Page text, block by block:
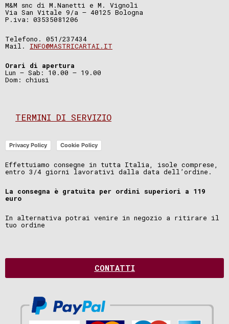
M&M snc di M.Nanetti e M. Vignoli
Via San Vitale 9/a – 40125 Bologna
P.iva: 03535081206
Telefono. 051/237434
Mail. INFO@MASTRICARTAI.IT
Orari di apertura
Lun – Sab: 10.00 – 19.00
Dom: chiusi
TERMINI DI SERVIZIO
Privacy Policy Cookie Policy
Effettuiamo consegne in tutta Italia, isole comprese,
entro 3/4 giorni lavorativi dalla data dell’ordine.
La consegna è gratuita per ordini superiori a 119
euro
In alternativa potrai venire in negozio a ritirare il
tuo ordine
CONTATTI